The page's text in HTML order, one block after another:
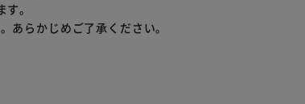
。
らかじめご了承ください。